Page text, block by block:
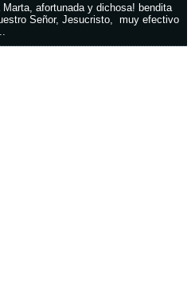
Marta, afortunada y dichosa! bendita
Señor, Jesucristo, muy efectivo